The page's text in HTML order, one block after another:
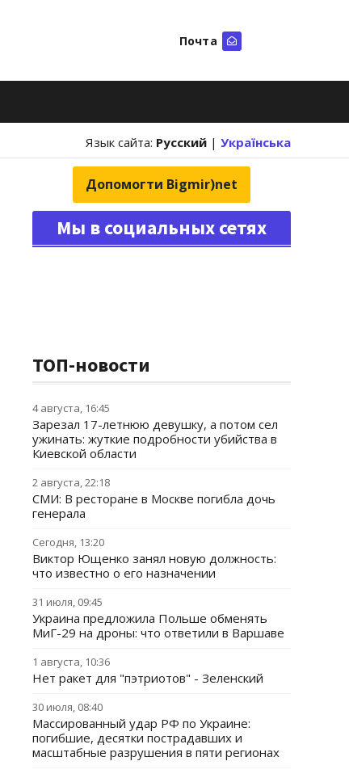
Почта
Язык сайта: Русский | Українська
Допомогти Bigmir)net
Мы в социальных сетях
ТОП-новости
4 августа, 16:45
Зарезал 17-летнюю девушку, а потом сел
ужинать: жуткие подробности убийства в
Киевской области
2 августа, 22:18
СМИ: В ресторане в Москве погибла дочь
генерала
Сегодня, 13:20
Виктор Ющенко занял новую должность:
что известно о его назначении
31 июля, 09:45
Украина предложила Польше обменять
МиГ-29 на дроны: что ответили в Варшаве
1 августа, 10:36
Нет ракет для "пэтриотов" - Зеленский
30 июля, 08:40
Массированный удар РФ по Украине:
погибшие, десятки пострадавших и
масштабные разрушения в пяти регионах